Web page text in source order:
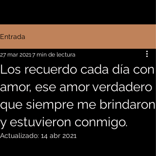
Entrada
Los recuerdo cada día con
amor, ese amor verdadero
que siempre me brindaron
y estuvieron conmigo.
27 mar 20217 min de lectura
Actualizado: 14 abr 2021